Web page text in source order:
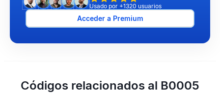
Usado por +1320 usuarios
Acceder a Premium
Códigos relacionados al B0005